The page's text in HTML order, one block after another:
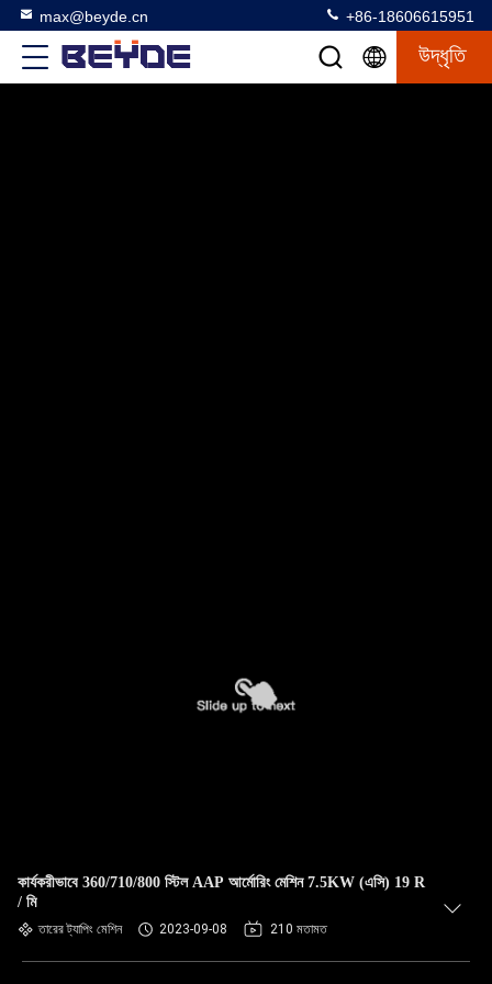
max@beyde.cn +86-18606615951
উদ্ধৃতি
কার্যকরীভাবে 360/710/800 স্টিল AAP আর্মোরিং মেশিন 7.5KW (এসি) 19 R
/ মি
তারের ট্যাপিং মেশিন 2023-09-08 210 মতামত